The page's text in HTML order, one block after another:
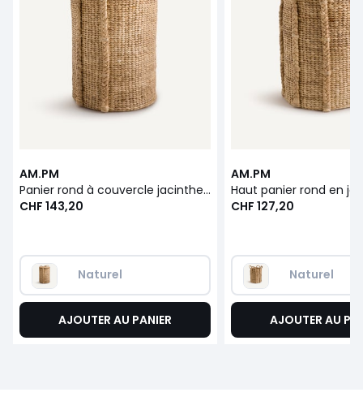
AM.PM
Panier rond à couvercle jacinthe d'eau H60 cm,Tima
CHF 143,20
Naturel
AJOUTER AU PANIER
AM.PM
CHF 127,20
Naturel
AJOUTER AU